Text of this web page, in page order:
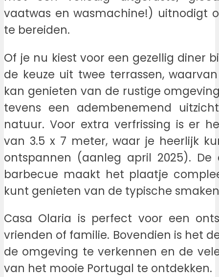
vaatwas en wasmachine!) uitnodigt
te bereiden.
Of je nu kiest voor een gezellig diner
de keuze uit twee terrassen,
kan genieten van de rustige
tevens een adembenemend
natuur. Voor extra verfrissing is er
van 3.5 x 7 meter, waar je heerlijk
ontspannen (aanleg april 2025). De
barbecue maakt het plaatje
kunt genieten van de typische
Casa Olaria is perfect voor een
vrienden of familie. Bovendien is het
de omgeving te verkennen en de
van het mooie Portugal te ontdekken.